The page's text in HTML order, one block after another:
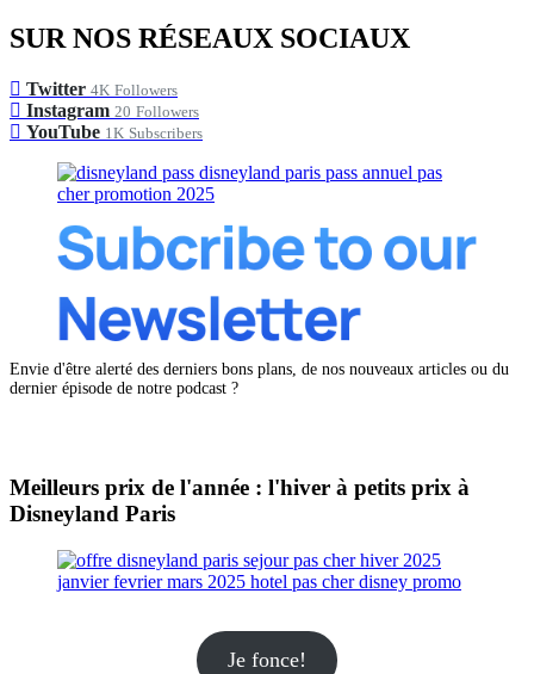
SUR NOS RÉSEAUX SOCIAUX
Twitter 4K Followers
Instagram 20 Followers
YouTube 1K Subscribers
Envie d'être alerté des derniers bons plans, de nos nouveaux articles ou du
dernier épisode de notre podcast ?
Meilleurs prix de l'année : l'hiver à petits prix à
Disneyland Paris
Je fonce!